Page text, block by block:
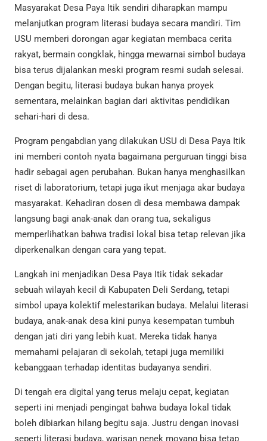
Masyarakat Desa Paya Itik sendiri diharapkan mampu
melanjutkan program literasi budaya secara mandiri. Tim
USU memberi dorongan agar kegiatan membaca cerita
rakyat, bermain congklak, hingga mewarnai simbol budaya
bisa terus dijalankan meski program resmi sudah selesai.
Dengan begitu, literasi budaya bukan hanya proyek
sementara, melainkan bagian dari aktivitas pendidikan
sehari-hari di desa.
Program pengabdian yang dilakukan USU di Desa Paya Itik
ini memberi contoh nyata bagaimana perguruan tinggi bisa
hadir sebagai agen perubahan. Bukan hanya menghasilkan
riset di laboratorium, tetapi juga ikut menjaga akar budaya
masyarakat. Kehadiran dosen di desa membawa dampak
langsung bagi anak-anak dan orang tua, sekaligus
memperlihatkan bahwa tradisi lokal bisa tetap relevan jika
diperkenalkan dengan cara yang tepat.
Langkah ini menjadikan Desa Paya Itik tidak sekadar
sebuah wilayah kecil di Kabupaten Deli Serdang, tetapi
simbol upaya kolektif melestarikan budaya. Melalui literasi
budaya, anak-anak desa kini punya kesempatan tumbuh
dengan jati diri yang lebih kuat. Mereka tidak hanya
memahami pelajaran di sekolah, tetapi juga memiliki
kebanggaan terhadap identitas budayanya sendiri.
Di tengah era digital yang terus melaju cepat, kegiatan
seperti ini menjadi pengingat bahwa budaya lokal tidak
boleh dibiarkan hilang begitu saja. Justru dengan inovasi
seperti literasi budaya, warisan nenek moyang bisa tetap